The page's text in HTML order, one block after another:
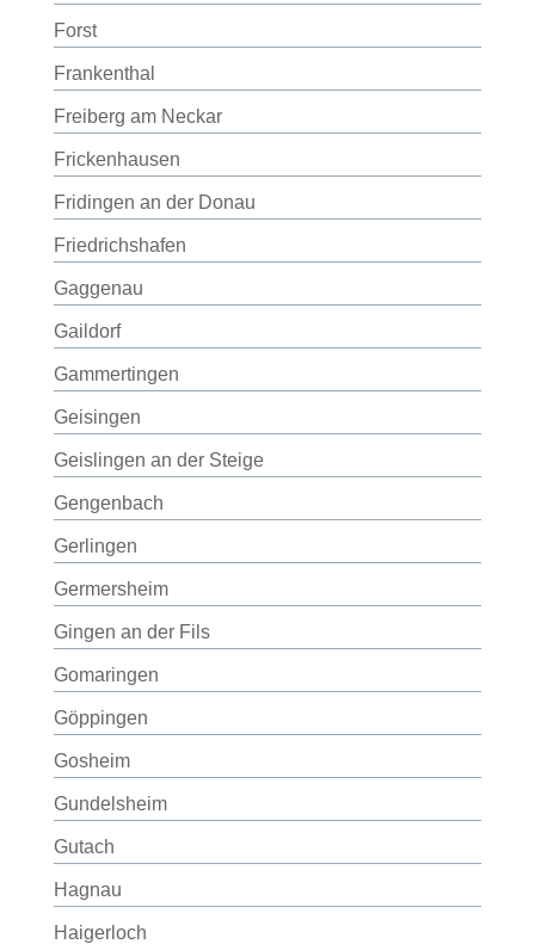
Forst
Frankenthal
Freiberg am Neckar
Frickenhausen
Fridingen an der Donau
Friedrichshafen
Gaggenau
Gaildorf
Gammertingen
Geisingen
Geislingen an der Steige
Gengenbach
Gerlingen
Germersheim
Gingen an der Fils
Gomaringen
Göppingen
Gosheim
Gundelsheim
Gutach
Hagnau
Haigerloch